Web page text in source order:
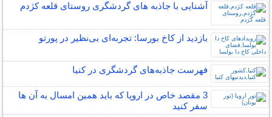
آشنایی با جاذبه های گردشگری روستای قلعه کژدم
بازدید از کاخ بورسا: تجربه‌ای بی‌نظیر در پورتو
فهرست جاذبه‌های گردشگری در کنیا
3 مقصد خاص در اروپا که باید همین امسال به آن ها
سفر کنید